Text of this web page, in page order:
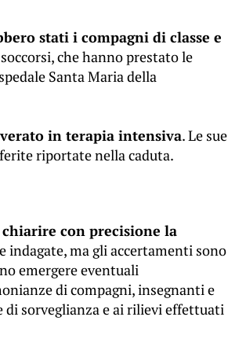
stati i compagni di classe e
che hanno prestato le
Santa Maria della
in terapia intensiva. Le sue
riportate nella caduta.
con precisione la
ma gli accertamenti sono
emergere eventuali
di compagni, insegnanti e
sorveglianza e ai rilievi effettuati